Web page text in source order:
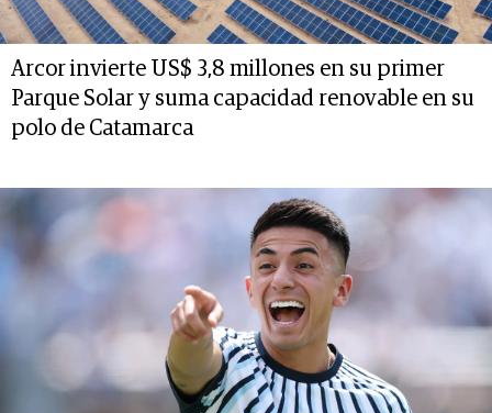
Arcor invierte US$ 3,8 millones en su primer
Parque Solar y suma capacidad renovable en su
polo de Catamarca